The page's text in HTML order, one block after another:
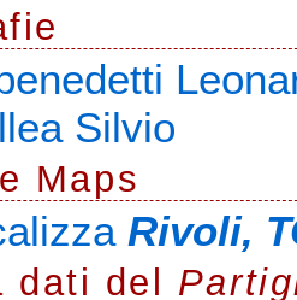
Silvio
e Maps
Rivoli,
dati del